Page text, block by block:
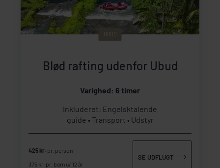
UBUD
Blød rafting udenfor Ubud
Varighed: 6 timer
Inkluderet: Engelsktalende
guide
Transport Udstyr
425 kr. pr. person
375 kr. pr. barn u/ 12 år
SE UDFLUGT